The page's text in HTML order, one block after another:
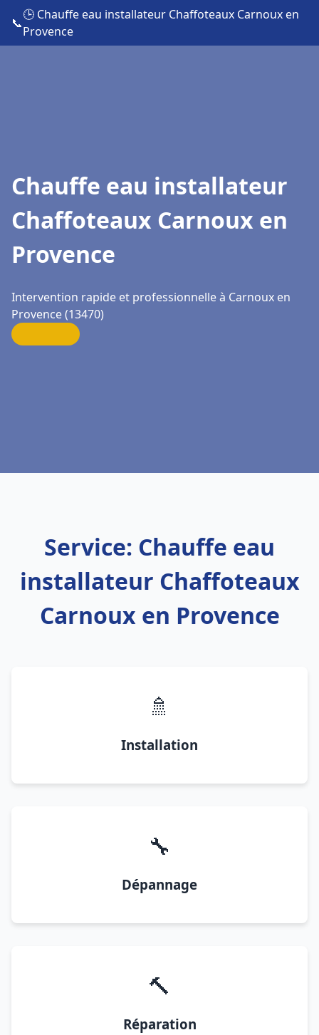
📞
🕒 Chauffe eau installateur Chaffoteaux Carnoux en
Provence
Chauffe eau installateur
Chaffoteaux Carnoux en
Provence
Intervention rapide et professionnelle à Carnoux en
Provence (13470)
Service: Chauffe eau
installateur Chaffoteaux
Carnoux en Provence
🚿
Installation
🔧
Dépannage
🔨
Réparation